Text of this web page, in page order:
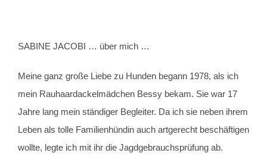
SABINE JACOBI … über mich …
Meine ganz große Liebe zu Hunden begann 1978, als ich
mein Rauhaardackelmädchen Bessy bekam. Sie war 17
Jahre lang mein ständiger Begleiter. Da ich sie neben ihrem
Leben als tolle Familienhündin auch artgerecht beschäftigen
wollte, legte ich mit ihr die Jagdgebrauchsprüfung ab.